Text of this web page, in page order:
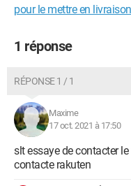
pour le mettre en livraison
1 réponse
RÉPONSE 1 / 1
Maxime
17 oct. 2021 à 17:50
slt essaye de contacter
contacte rakuten